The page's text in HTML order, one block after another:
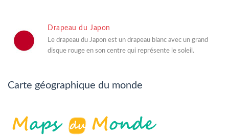
Drapeau du Japon
Le drapeau du Japon est un drapeau blanc avec un grand
disque rouge en son centre qui représente le soleil.
Carte géographique du monde